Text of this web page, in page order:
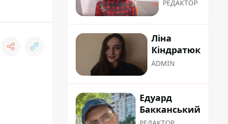
РЕДАКТОР
Ліна
Кіндратюк
ADMIN
Едуард
Бакканський